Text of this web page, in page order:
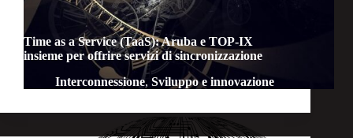
Time as a Service (TaaS): Aruba e TOP-IX
insieme per offrire servizi di sincronizzazione
Interconnessione, Sviluppo e innovazione